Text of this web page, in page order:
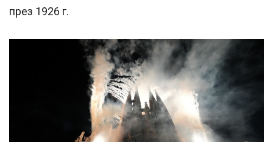
през 1926 г.